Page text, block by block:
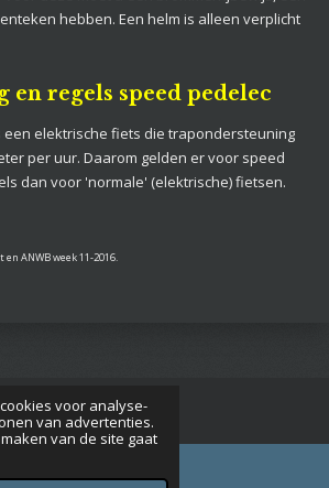
voor analyse-
van advertenties.
van de site gaat
hebben. Een helm is alleen verplicht
en regels speed pedelec
een elektrische fiets die trapondersteuning
per uur. Daarom gelden er voor speed
dan voor 'normale' (elektrische) fietsen.
ANWB week 11-2016.